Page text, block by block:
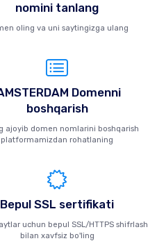
nomini tanlang
oling va uni saytingizga ulang
Domenni
boshqarish
ajoyib domen nomlarini boshqarish
platformamizdan rohatlaning
Bepul SSL sertifikati
uchun bepul SSL/HTTPS shifrlash
bilan xavfsiz bo'ling